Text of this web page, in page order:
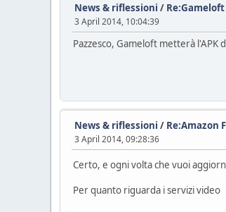
News & riflessioni /
3 April 2014, 10:04:39
Pazzesco, Gameloft metterà
News & riflessioni / Re:Amazon
3 April 2014, 09:28:36
Certo, e ogni volta che vuoi
Per quanto riguarda i servizi video